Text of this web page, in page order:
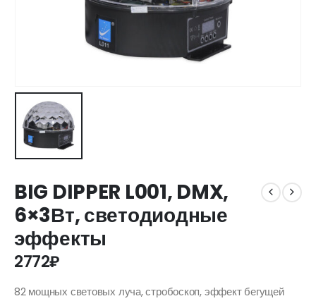
BIG DIPPER L001, DMX,
6×3Вт, светодиодные
эффекты
2772₽
82 мощных световых луча, стробоскоп, эффект бегущей